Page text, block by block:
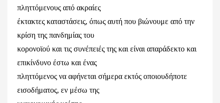
πληττόμενους από ακραίες
έκτακτες καταστάσεις, όπως αυτή που βιώνουμε από την
κρίση της πανδημίας του
κορονοϊού και τις συνέπειές της και είναι απαράδεκτο και
επικίνδυνο έστω και ένας
πληττόμενος να αφήνεται σήμερα εκτός οποιουδήποτε
εισοδήματος, εν μέσω της